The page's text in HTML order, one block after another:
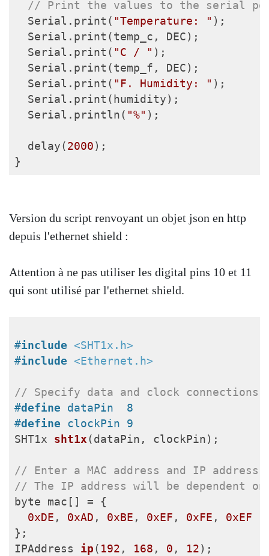
// Print the values to the serial
  Serial.print(
"Temperature: " );
  Serial.print(temp_c, DEC);
  Serial.print(
"C / " );
  Serial.print(temp_f, DEC);
  Serial.print(
"F. Humidity: " );
  Serial.print(humidity);
  Serial.println(
"%" );
  delay(
2000 );
Version du script renvoyant un objet json en http
depuis l'ethernet shield :
Attention à ne pas utiliser les digital pins 10 et 11
qui sont utilisé par l'ethernet shield.
#include <SHT1x.h>
#include <Ethernet.h>
// Specify data and clock connections
#define dataPin  8
#define clockPin 9
SHT1x sht1x (dataPin, clockPin) ;
// Enter a MAC address and IP
// The IP address will be dependent
byte mac[] = {
0xDE , 0xAD , 0xBE , 0xEF , 0xFE , 0xEF
IPAddress ip ( 192 , 168 , 0 , 12 ) ;